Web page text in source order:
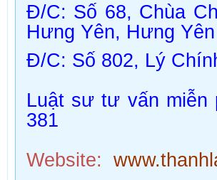
Đ/C: Số 68, Chùa
Hưng Yên, Hưng Yên
Đ/C: Số 802, Lý
Luật sư tư vấn miễn
381
Website: